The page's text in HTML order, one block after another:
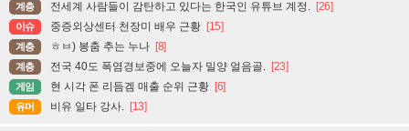
계층 전세계 사람들이 감탄하고 있다는 한국인 유튜브 계정. [26]
이슈 중증외상센터 천장미 배우 근황 [15]
계층 ㅎㅂ) 봉춤 추는 누나 [8]
계층 전국 40도 폭염경보중에 오늘자 밀양 얼음골. [23]
게임 현 시각 폰 리듬겜 매출 순위 근황 [6]
유머 비유 일타 강사. [13]